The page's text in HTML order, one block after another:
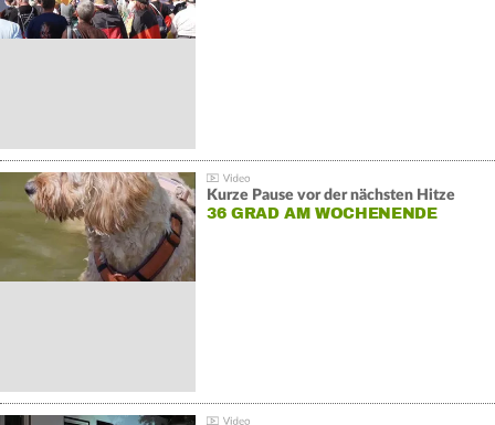
Kurze Pause vor der nächsten Hitze
36 GRAD AM WOCHENENDE